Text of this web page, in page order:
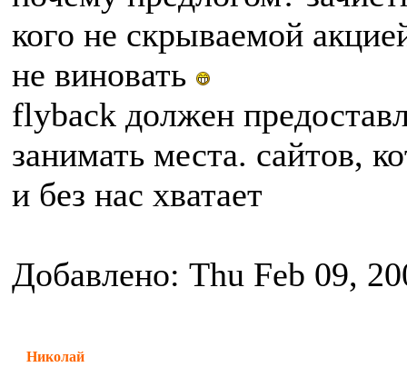
кого не скрываемой
не виновать
flyback должен
занимать места. сайтов,
и без нас хватает
Добавлено: Thu Feb 09,
Николай